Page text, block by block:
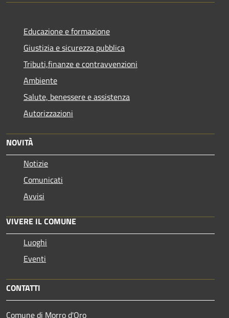
Educazione e formazione
Giustizia e sicurezza pubblica
Tributi,finanze e contravvenzioni
Ambiente
Salute, benessere e assistenza
Autorizzazioni
NOVITÀ
Notizie
Comunicati
Avvisi
VIVERE IL COMUNE
Luoghi
Eventi
CONTATTI
Comune di Morro d'Oro